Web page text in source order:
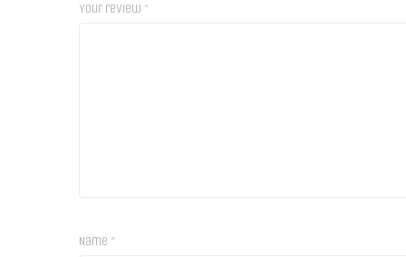
Your review *
Name *